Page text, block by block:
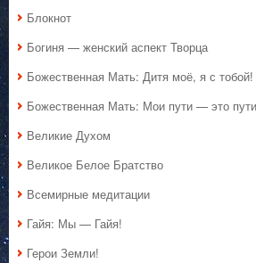
Блокнот
Богиня — женский аспект Творца
Божественная Мать: Дитя моё, я с тобой!
Божественная Мать: Мои пути — это
Великие Духом
Великое Белое Братство
Всемирные медитации
Гайя: Мы — Гайя!
Герои Земли!